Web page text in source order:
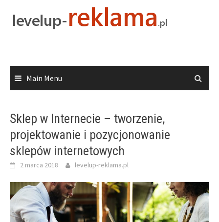
content
Main Menu
Sklep w Internecie – tworzenie,
projektowanie i pozycjonowanie
sklepów internetowych
2 marca 2018 levelup-reklama.pl